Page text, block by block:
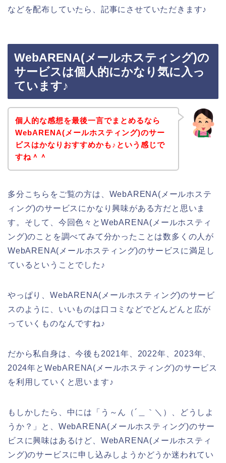
などを配布していたら、記事にさせていただきます♪
WebARENA(メールホスティング)の
サービスは個人的にかなり気に入っ
ています♪
個人的な感想を最後一言でまとめるなら
WebARENA(メールホスティング)のサー
ビスはかなりおすすめかも♪という感じで
すね＾＾
多分こちらをご覧の方は、WebARENA(メールホステ
ィング)のサービスにかなり興味がある方だと思いま
す。そして、今回色々とWebARENA(メールホスティ
ング)のことを調べてみて分かったことは数多くの人が
WebARENA(メールホスティング)のサービスに満足し
ているということでした♪
やっぱり、WebARENA(メールホスティング)のサービ
スのように、いいものは口コミなどでどんどんと広が
っていくものなんですね♪
だから私自身は、今後も2021年、2022年、2023年、
2024年とWebARENA(メールホスティング)のサービス
を利用していくと思います♪
もしかしたら、中には「う～ん（´＿｀＼）、どうしよ
うか？」と、WebARENA(メールホスティング)のサー
ビスに興味はあるけど、WebARENA(メールホスティ
ング)のサービスに申し込みしようかどうか迷われてい